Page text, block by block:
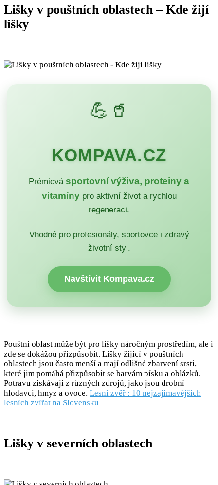
Lišky v pouštních oblastech – Kde žijí
lišky
💪🥤
KOMPAVA.CZ
Prémiová sportovní výživa, proteiny a
vitamínypro aktivní život a rychlou
regeneraci.
Vhodné pro profesionály, sportovce i zdravý
životní styl.
Navštívit Kompava.cz
Pouštní oblast může být pro lišky náročným prostředím, ale i
zde se dokážou přizpůsobit. Lišky žijící v pouštních
oblastech jsou často menší a mají odlišné zbarvení srsti,
které jim pomáhá přizpůsobit se barvám písku a oblázků.
Potravu získávají z různých zdrojů, jako jsou drobní
hlodavci, hmyz a ovoce. Lesní zvěř : 10 nejzajímavějších
lesních zvířat na Slovensku
Lišky v severních oblastech